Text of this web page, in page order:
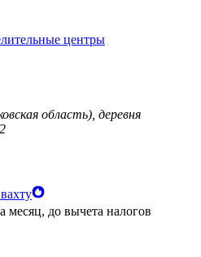
центры
область), деревня
месяц, до вычета налогов